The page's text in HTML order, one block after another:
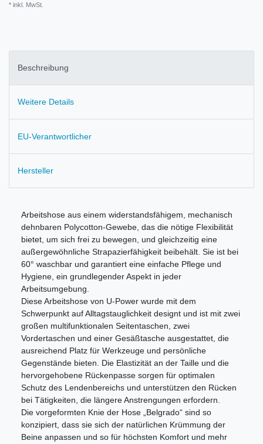
* inkl. MwSt.
Beschreibung
Weitere Details
EU-Verantwortlicher
Hersteller
Arbeitshose aus einem widerstandsfähigem, mechanisch
dehnbaren Polycotton-Gewebe, das die nötige Flexibilität
bietet, um sich frei zu bewegen, und gleichzeitig eine
außergewöhnliche Strapazierfähigkeit beibehält. Sie ist bei
60° waschbar und garantiert eine einfache Pflege und
Hygiene, ein grundlegender Aspekt in jeder
Arbeitsumgebung.
Diese Arbeitshose von U-Power wurde mit dem
Schwerpunkt auf Alltagstauglichkeit designt und ist mit zwei
großen multifunktionalen Seitentaschen, zwei
Vordertaschen und einer Gesäßtasche ausgestattet, die
ausreichend Platz für Werkzeuge und persönliche
Gegenstände bieten. Die Elastizität an der Taille und die
hervorgehobene Rückenpasse sorgen für optimalen
Schutz des Lendenbereichs und unterstützen den Rücken
bei Tätigkeiten, die längere Anstrengungen erfordern.
Die vorgeformten Knie der Hose „Belgrado“ sind so
konzipiert, dass sie sich der natürlichen Krümmung der
Beine anpassen und so für höchsten Komfort und mehr